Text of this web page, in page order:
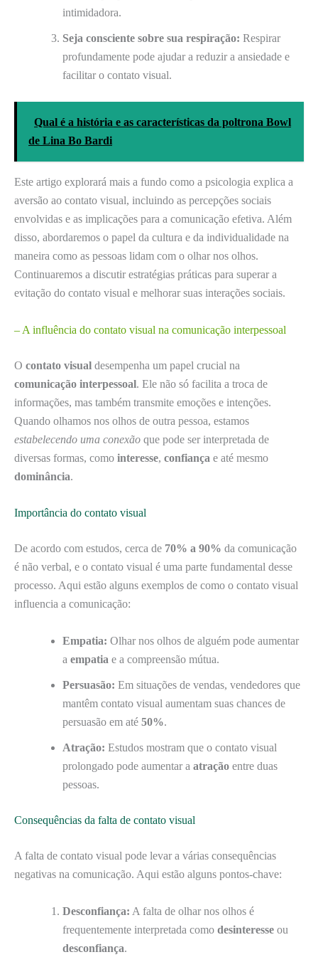
intimidadora.
Seja consciente sobre sua respiração: Respirar
profundamente pode ajudar a reduzir a ansiedade e
facilitar o contato visual.
Qual é a história e as características da poltrona Bowl
de Lina Bo Bardi
Este artigo explorará mais a fundo como a psicologia explica a
aversão ao contato visual, incluindo as percepções sociais
envolvidas e as implicações para a comunicação efetiva. Além
disso, abordaremos o papel da cultura e da individualidade na
maneira como as pessoas lidam com o olhar nos olhos.
Continuaremos a discutir estratégias práticas para superar a
evitação do contato visual e melhorar suas interações sociais.
– A influência do contato visual na comunicação interpessoal
O contato visual desempenha um papel crucial na
comunicação interpessoal. Ele não só facilita a troca de
informações, mas também transmite emoções e intenções.
Quando olhamos nos olhos de outra pessoa, estamos
estabelecendo uma conexão que pode ser interpretada de
diversas formas, como interesse, confiança e até mesmo
dominância.
Importância do contato visual
De acordo com estudos, cerca de 70% a 90% da comunicação
é não verbal, e o contato visual é uma parte fundamental desse
processo. Aqui estão alguns exemplos de como o contato visual
influencia a comunicação:
Empatia: Olhar nos olhos de alguém pode aumentar
a empatia e a compreensão mútua.
Persuasão: Em situações de vendas, vendedores que
mantêm contato visual aumentam suas chances de
persuasão em até 50%.
Atração: Estudos mostram que o contato visual
prolongado pode aumentar a atração entre duas
pessoas.
Consequências da falta de contato visual
A falta de contato visual pode levar a várias consequências
negativas na comunicação. Aqui estão alguns pontos-chave:
Desconfiança: A falta de olhar nos olhos é
frequentemente interpretada como desinteresse ou
desconfiança.